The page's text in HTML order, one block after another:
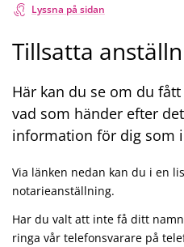
Lyssna på sidan
Tillsatta
Här kan du se om du
vad som händer efter
information för dig som
Via länken nedan kan du i en
notarieanställning.
Har du valt att inte få ditt
ringa vår telefonsvarare på